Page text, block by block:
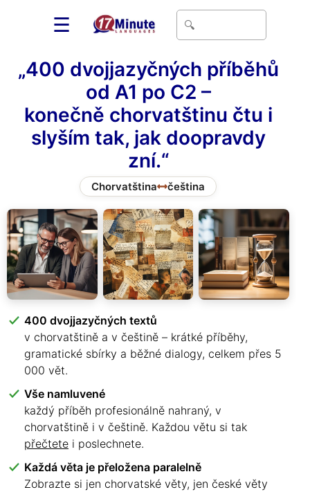
☰
„400 dvojjazyčných příběhů
od A1 po C2 –
konečně chorvatštinu čtu i
slyším tak, jak doopravdy
zní.“
Chorvatština čeština
400 dvojjazyčných textů
v chorvatštině a v češtině – krátké příběhy,
gramatické sbírky a běžné dialogy, celkem přes 5
000 vět.
Vše namluvené
každý příběh profesionálně nahraný, v
chorvatštině i v češtině. Každou větu si tak
přečtete i poslechnete.
Každá věta je přeložena paralelně
Zobrazte si jen chorvatské věty, jen české věty